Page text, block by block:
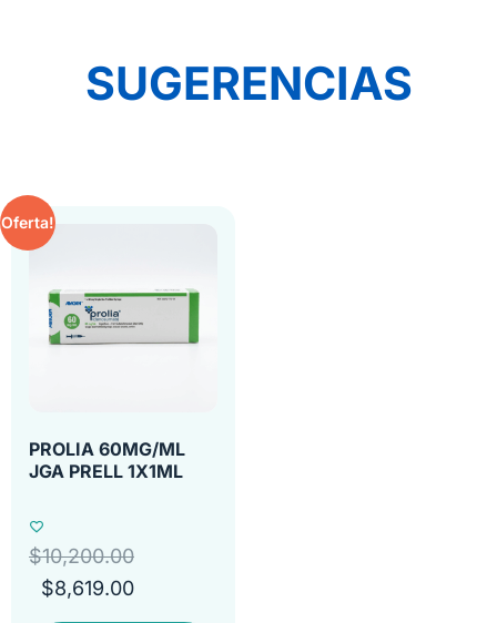
SUGERENCIAS
Oferta!
PROLIA 60MG/ML
JGA PRELL 1X1ML
$10,200.00
$8,619.00